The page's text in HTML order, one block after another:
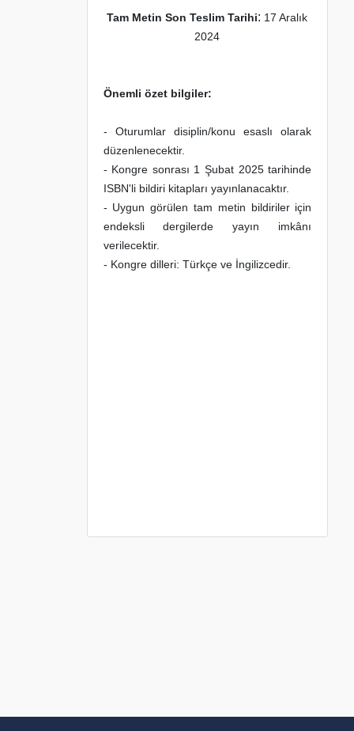
Tam Metin Son Teslim Tarihi: 17 Aralık
2024
Önemli özet bilgiler:
- Oturumlar disiplin/konu esaslı olarak
düzenlenecektir.
- Kongre sonrası 1 Şubat 2025 tarihinde
ISBN'li bildiri kitapları yayınlanacaktır.
- Uygun görülen tam metin bildiriler için
endeksli dergilerde yayın imkânı
verilecektir.
- Kongre dilleri: Türkçe ve İngilizcedir.